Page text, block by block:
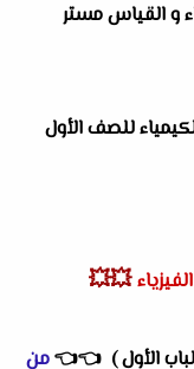
و القياس مستر
60 سؤال فى الكيمياء للصف الأول
💥💥
الأول ) 👈
👈من